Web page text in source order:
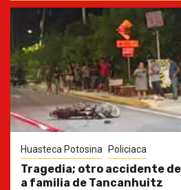
Huasteca Potosina Policiaca
Tragedia; otro accidente
a familia de Tancanhuitz